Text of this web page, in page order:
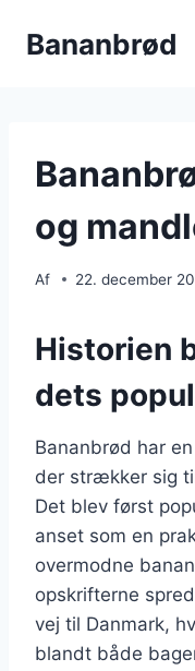
Bananbrød
og
Af 22. december
Historien
dets
Bananbrød har
der strækker sig
Det blev først
anset som en
overmodne
opskrifterne
vej til Danmark,
blandt både